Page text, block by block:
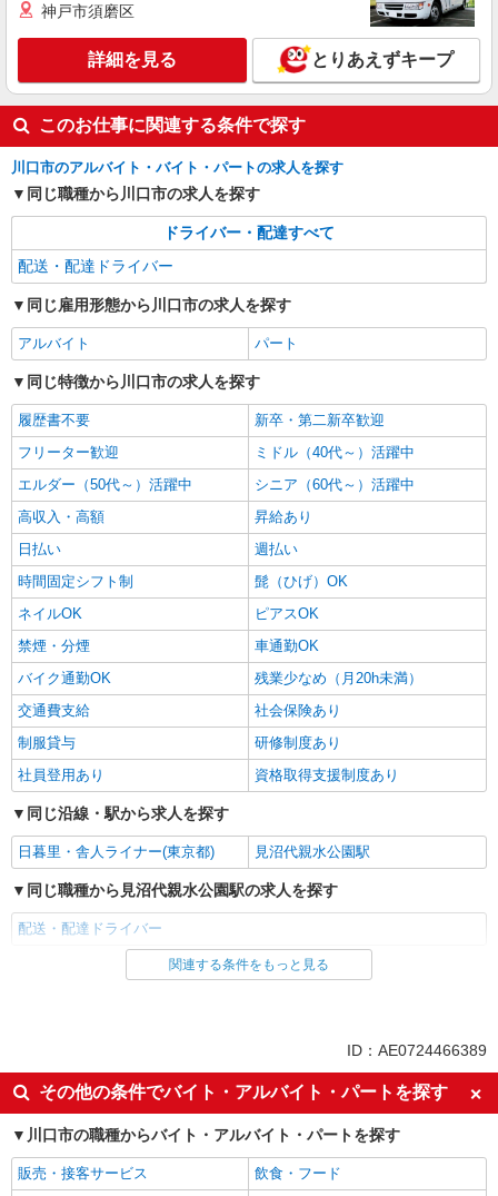
神戸市須磨区
詳細を見る とりあえずキープ
このお仕事に関連する条件で探す
川口市のアルバイト・バイト・パートの求人を探す
同じ職種から川口市の求人を探す
ドライバー・配達すべて
配送・配達ドライバー
同じ雇用形態から川口市の求人を探す
アルバイト パート
同じ特徴から川口市の求人を探す
履歴書不要
新卒・第二新卒歓迎
フリーター歓迎
ミドル（40代～）活躍中
エルダー（50代～）活躍中
シニア（60代～）活躍中
高収入・高額
昇給あり
日払い
週払い
時間固定シフト制
髭（ひげ）OK
ネイルOK
ピアスOK
禁煙・分煙
車通勤OK
バイク通勤OK
残業少なめ（月20h未満）
交通費支給
社会保険あり
制服貸与
研修制度あり
社員登用あり
資格取得支援制度あり
同じ沿線・駅から求人を探す
日暮里・舎人ライナー(東京都) 見沼代親水公園駅
同じ職種から見沼代親水公園駅の求人を探す
配送・配達ドライバー
同じ雇用形態から見沼代親水公園駅の求人を探す
履歴書不要
新卒・第二新卒歓迎
フリーター歓迎
ミドル（40代～）活躍中
エルダー（50代～）活躍中
シニア（60代～）活躍中
高収入・高額
昇給あり
関連する条件をもっと見る
ID：AE0724466389
その他の条件でバイト・アルバイト・パートを探す
川口市の職種からバイト・アルバイト・パートを探す
販売・接客サービス
飲食・フード